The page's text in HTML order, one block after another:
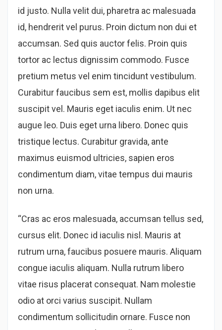
id justo. Nulla velit dui, pharetra ac malesuada
id, hendrerit vel purus. Proin dictum non dui et
accumsan. Sed quis auctor felis. Proin quis
tortor ac lectus dignissim commodo. Fusce
pretium metus vel enim tincidunt vestibulum.
Curabitur faucibus sem est, mollis dapibus elit
suscipit vel. Mauris eget iaculis enim. Ut nec
augue leo. Duis eget urna libero. Donec quis
tristique lectus. Curabitur gravida, ante
maximus euismod ultricies, sapien eros
condimentum diam, vitae tempus dui mauris
non urna.
“Cras ac eros malesuada, accumsan tellus sed,
cursus elit. Donec id iaculis nisl. Mauris at
rutrum urna, faucibus posuere mauris. Aliquam
congue iaculis aliquam. Nulla rutrum libero
vitae risus placerat consequat. Nam molestie
odio at orci varius suscipit. Nullam
condimentum sollicitudin ornare. Fusce non